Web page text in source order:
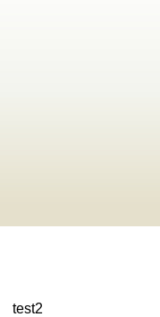
test2